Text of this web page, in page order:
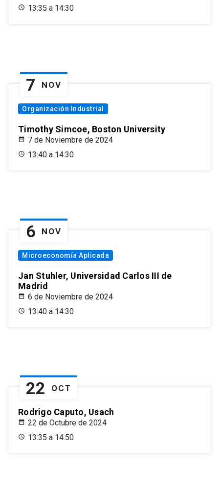
13:35 a 14:30
7 NOV
Organización Industrial
Timothy Simcoe, Boston University
7 de Noviembre de 2024
13:40 a 14:30
6 NOV
Microeconomía Aplicada
Jan Stuhler, Universidad Carlos III de
Madrid
6 de Noviembre de 2024
13:40 a 14:30
22 OCT
Rodrigo Caputo, Usach
22 de Octubre de 2024
13:35 a 14:50